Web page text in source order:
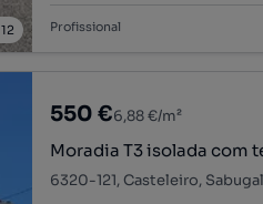
12 Profissional
550 €6,88 €/m²
Moradia T3 isolada com
6320-121, Casteleiro,